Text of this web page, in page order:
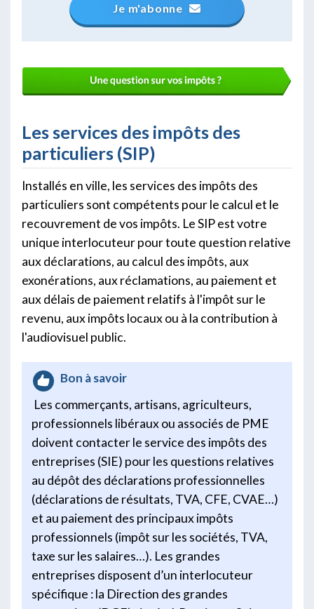
Je m'abonne
Les services des impôts des
particuliers (SIP)
Installés en ville, les services des impôts des
particuliers sont compétents pour le calcul et le
recouvrement de vos impôts. Le SIP est votre
unique interlocuteur pour toute question relative
aux déclarations, au calcul des impôts, aux
exonérations, aux réclamations, au paiement et
aux délais de paiement relatifs à l'impôt sur le
revenu, aux impôts locaux ou à la contribution à
l'audiovisuel public.
Bon à savoir
Les commerçants, artisans, agriculteurs,
professionnels libéraux ou associés de PME
doivent contacter le service des impôts des
entreprises (SIE) pour les questions relatives
au dépôt des déclarations professionnelles
(déclarations de résultats, TVA, CFE, CVAE…)
et au paiement des principaux impôts
professionnels (impôt sur les sociétés, TVA,
taxe sur les salaires…). Les grandes
entreprises disposent d’un interlocuteur
spécifique : la Direction des grandes